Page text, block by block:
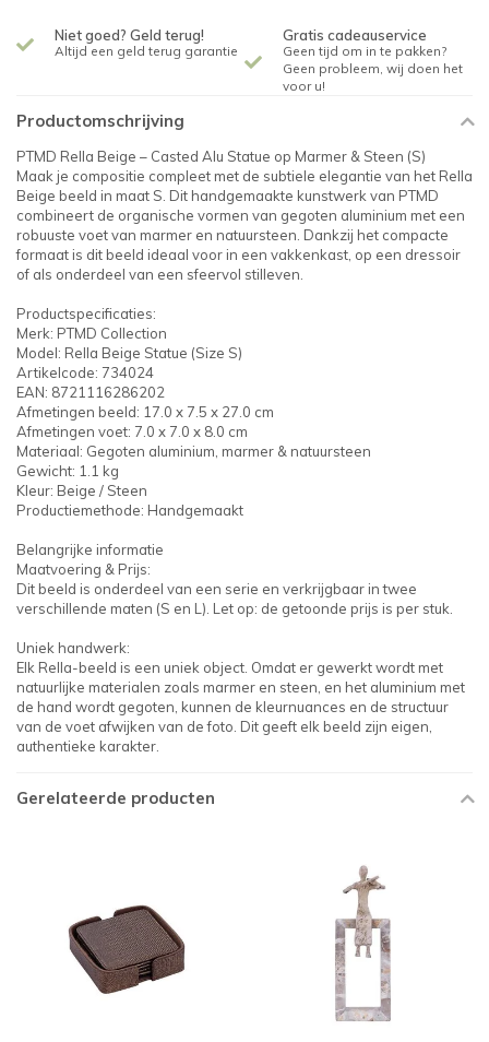
Niet goed? Geld terug!
Altijd een geld terug garantie
Gratis cadeauservice
Geen tijd om in te pakken?
Geen probleem, wij doen het
voor u!
Productomschrijving
PTMD Rella Beige – Casted Alu Statue op Marmer & Steen (S)
Maak je compositie compleet met de subtiele elegantie van het Rella
Beige beeld in maat S. Dit handgemaakte kunstwerk van PTMD
combineert de organische vormen van gegoten aluminium met een
robuuste voet van marmer en natuursteen. Dankzij het compacte
formaat is dit beeld ideaal voor in een vakkenkast, op een dressoir
of als onderdeel van een sfeervol stilleven.
Productspecificaties:
Merk: PTMD Collection
Model: Rella Beige Statue (Size S)
Artikelcode: 734024
EAN: 8721116286202
Afmetingen beeld: 17.0 x 7.5 x 27.0 cm
Afmetingen voet: 7.0 x 7.0 x 8.0 cm
Materiaal: Gegoten aluminium, marmer & natuursteen
Gewicht: 1.1 kg
Kleur: Beige / Steen
Productiemethode: Handgemaakt
Belangrijke informatie
Maatvoering & Prijs:
Dit beeld is onderdeel van een serie en verkrijgbaar in twee
verschillende maten (S en L). Let op: de getoonde prijs is per stuk.
Uniek handwerk:
Elk Rella-beeld is een uniek object. Omdat er gewerkt wordt met
natuurlijke materialen zoals marmer en steen, en het aluminium met
de hand wordt gegoten, kunnen de kleurnuances en de structuur
van de voet afwijken van de foto. Dit geeft elk beeld zijn eigen,
authentieke karakter.
Gerelateerde producten